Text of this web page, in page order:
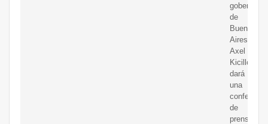
gobernador
de
Buenos
Aires,
Axel
Kicillof
dará
una
de
prensa,